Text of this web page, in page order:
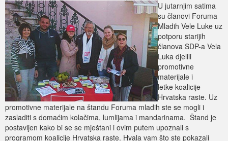
U jutarnjim satima
su članovi Foruma
Mladih Vele Luke uz
potporu starijih
članova SDP-a Vela
Luka djelili
promotivne
materijale i
letke koalicije
Hrvatska raste. Uz
promotivne materijale na štandu Foruma mladih ste se mogli i
zasladiti s domaćim kolačima, lumlijama i mandarinama. Štand je
postavljen kako bi se se mještani i ovim putem upoznali s
programom koalicije Hrvatska raste. Hvala vam što ste pokazali